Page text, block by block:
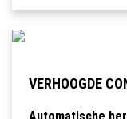
VERHOOGDE